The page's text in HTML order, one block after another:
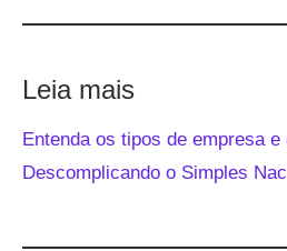
Leia mais
Entenda os tipos de empresa
Descomplicando o Simples